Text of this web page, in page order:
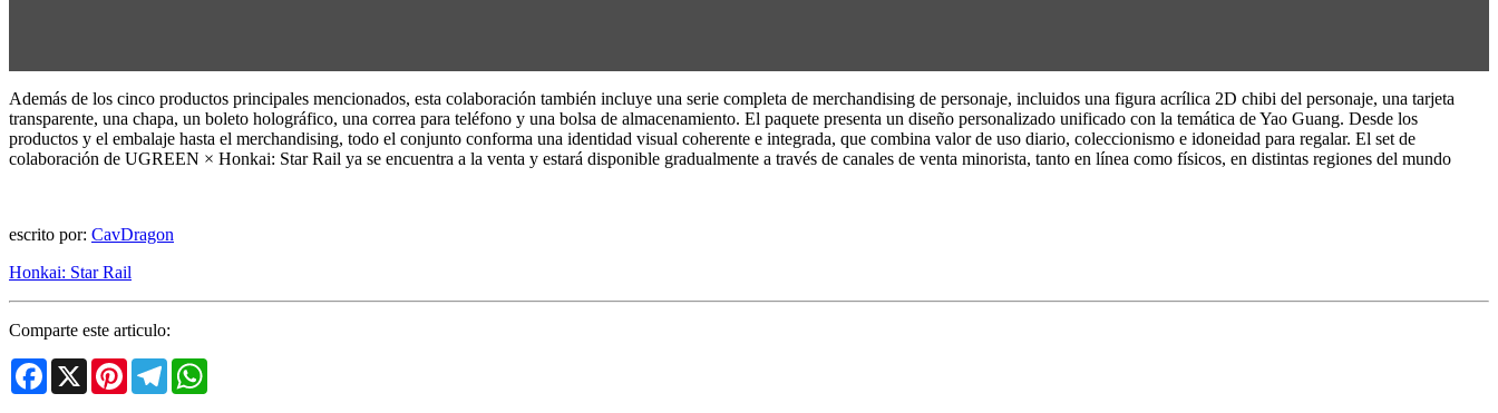
Además de los cinco productos principales mencionados, esta colaboración también incluye una serie completa de merchandising de personaje, incluidos una figura acrílica 2D chibi del personaje, una tarjeta
transparente, una chapa, un boleto holográfico, una correa para teléfono y una bolsa de almacenamiento. El paquete presenta un diseño personalizado unificado con la temática de Yao Guang. Desde los
productos y el embalaje hasta el merchandising, todo el conjunto conforma una identidad visual coherente e integrada, que combina valor de uso diario, coleccionismo e idoneidad para regalar. El set de
colaboración de UGREEN × Honkai: Star Rail ya se encuentra a la venta y estará disponible gradualmente a través de canales de venta minorista, tanto en línea como físicos, en distintas regiones del mundo
escrito por: CavDragon
Honkai: Star Rail
Comparte este articulo:
Facebook
X PinterestTelegram